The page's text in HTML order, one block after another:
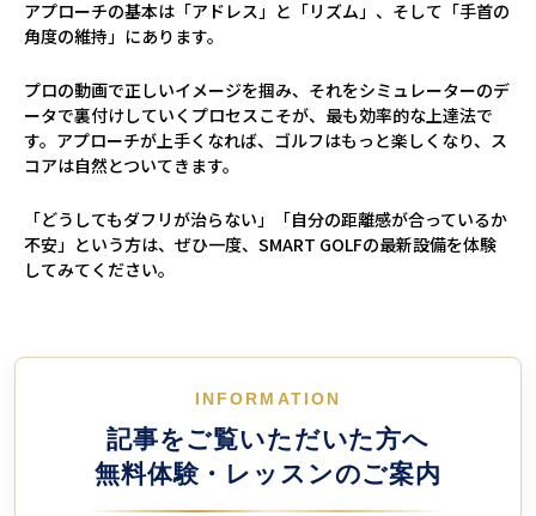
アプローチの基本は「アドレス」と「リズム」、そして「手首の
角度の維持」にあります。
プロの動画で正しいイメージを掴み、それをシミュレーターのデ
ータで裏付けしていくプロセスこそが、最も効率的な上達法で
す。アプローチが上手くなれば、ゴルフはもっと楽しくなり、ス
コアは自然とついてきます。
「どうしてもダフリが治らない」「自分の距離感が合っているか
不安」という方は、ぜひ一度、SMART GOLFの最新設備を体験
してみてください。
INFORMATION
記事をご覧いただいた方へ
無料体験・レッスンのご案内